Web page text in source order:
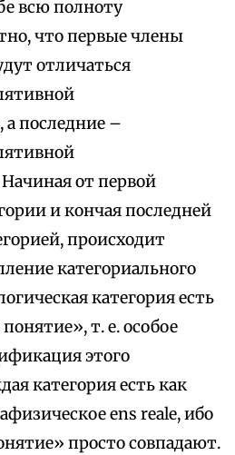
всю полноту
что первые члены
отличаться
а последние –
от первой
и кончая последней
происходит
категориального
категория есть
т. е. особое
этого
категория есть как
ens reale, ибо
просто совпадают.